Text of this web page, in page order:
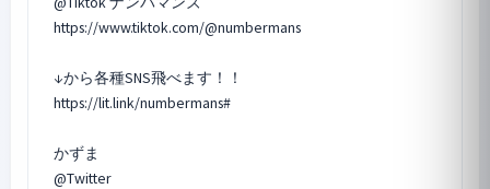
https://www.tiktok.com/@numbermans
↓から各種SNS飛べます！！
https://lit.link/numbermans#
かずま
@Twitter